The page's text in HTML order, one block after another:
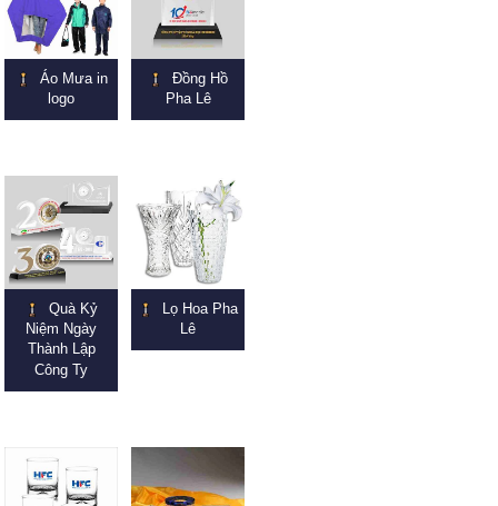
Áo Mưa in
logo
Đồng Hồ
Pha Lê
Quà Kỷ
Niệm Ngày
Thành Lập
Công Ty
Lọ Hoa Pha
Lê